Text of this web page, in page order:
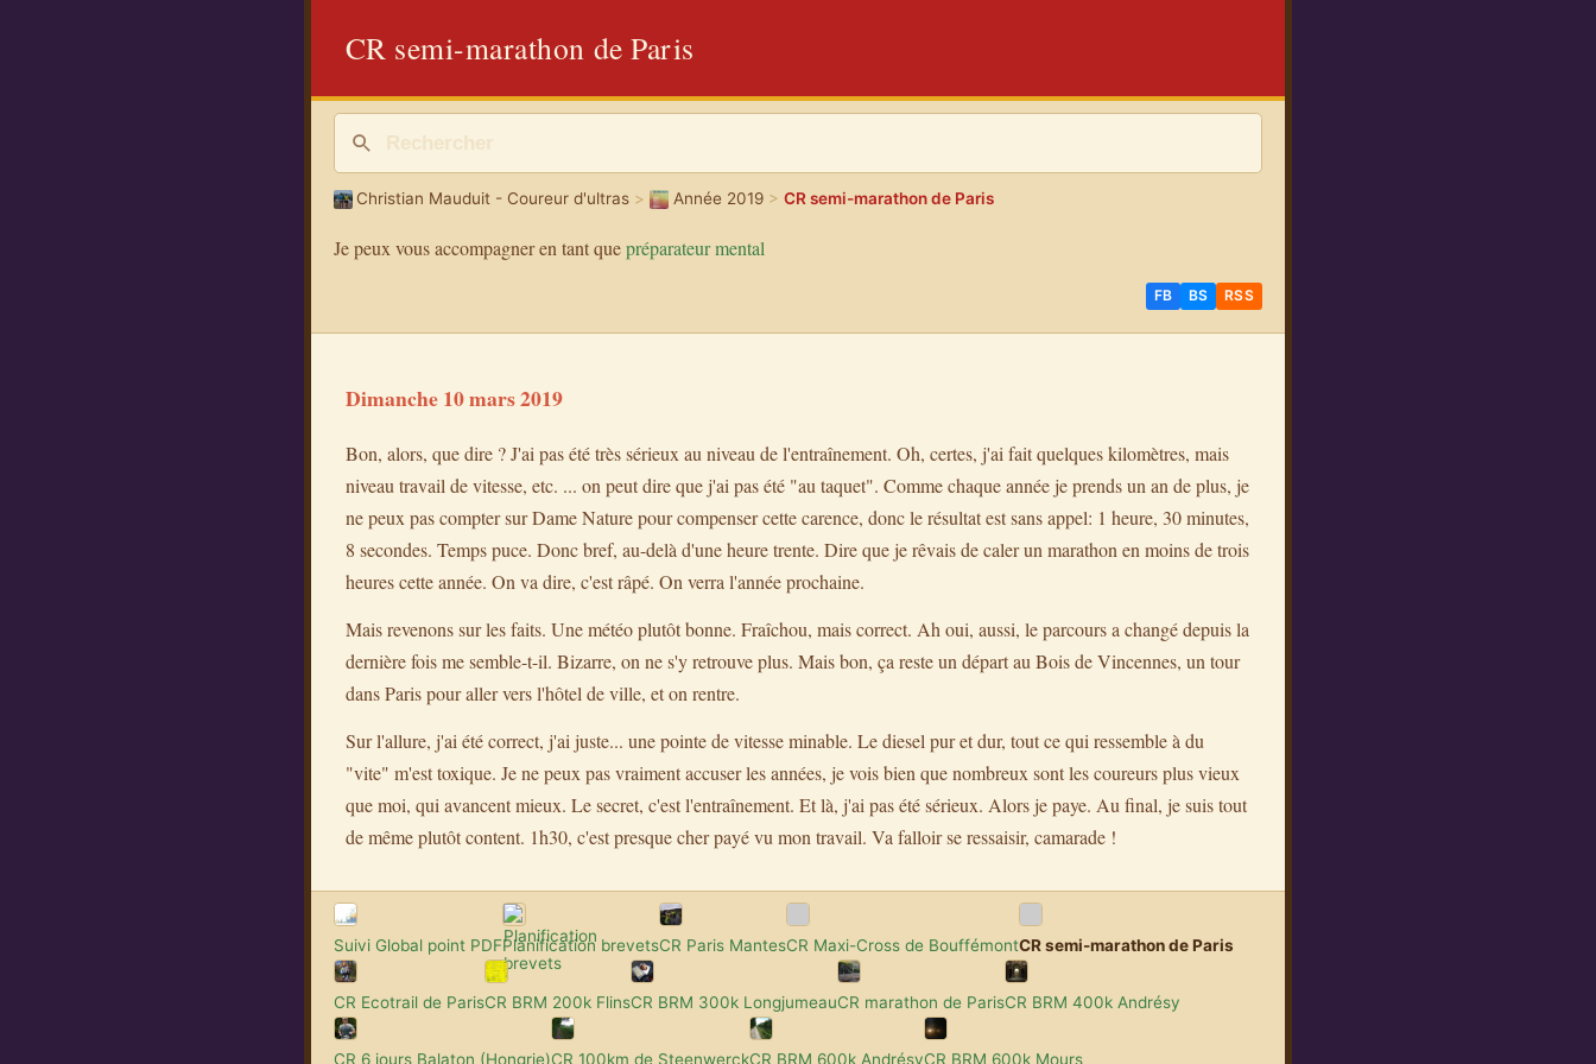
CR semi-marathon de Paris
Christian Mauduit - Coureur d'ultras > Année 2019> CR semi-marathon de Paris
Je peux vous accompagner en tant quepréparateur mental
FB BS RSS
Dimanche 10 mars 2019
Bon, alors, que dire ? J'ai pas été très sérieux au niveau de l'entraînement. Oh, certes, j'ai fait quelques kilomètres, mais
niveau travail de vitesse, etc. ... on peut dire que j'ai pas été "au taquet". Comme chaque année je prends un an de plus, je
ne peux pas compter sur Dame Nature pour compenser cette carence, donc le résultat est sans appel: 1 heure, 30 minutes,
8 secondes. Temps puce. Donc bref, au-delà d'une heure trente. Dire que je rêvais de caler un marathon en moins de trois
heures cette année. On va dire, c'est râpé. On verra l'année prochaine.
Mais revenons sur les faits. Une météo plutôt bonne. Fraîchou, mais correct. Ah oui, aussi, le parcours a changé depuis la
dernière fois me semble-t-il. Bizarre, on ne s'y retrouve plus. Mais bon, ça reste un départ au Bois de Vincennes, un tour
dans Paris pour aller vers l'hôtel de ville, et on rentre.
Sur l'allure, j'ai été correct, j'ai juste... une pointe de vitesse minable. Le diesel pur et dur, tout ce qui ressemble à du
"vite" m'est toxique. Je ne peux pas vraiment accuser les années, je vois bien que nombreux sont les coureurs plus vieux
que moi, qui avancent mieux. Le secret, c'est l'entraînement. Et là, j'ai pas été sérieux. Alors je paye. Au final, je suis tout
de même plutôt content. 1h30, c'est presque cher payé vu mon travail. Va falloir se ressaisir, camarade !
Suivi Global point PDFPlanification brevetsCR Paris MantesCR Maxi-Cross de BouffémontCR semi-marathon de Paris
CR Ecotrail de ParisCR BRM 200k FlinsCR BRM 300k LongjumeauCR marathon de ParisCR BRM 400k Andrésy
CR 6 jours Balaton (Hongrie)CR 100km de SteenwerckCR BRM 600k AndrésyCR BRM 600k Mours